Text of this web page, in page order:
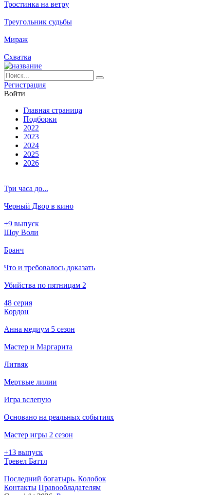
Тростинка на ветру
Треугольник судьбы
Мираж
Схватка
Ре­ги­ст­ра­ция
Вой­ти
Глав­ная стра­ни­ца
Подборки
2022
2023
2024
2025
2026
Три часа до...
Черный Двор в кино
+9 выпуск
Шоу Воли
Бранч
Что и требовалось доказать
Убийства по пятницам 2
48 серия
Кордон
Анна медиум 5 сезон
Мастер и Маргарита
Литвяк
Мертвые лилии
Игра вслепую
Основано на реальных событиях
Мастер игры 2 сезон
+13 выпуск
Тревел Баттл
Последний богатырь. Колобок
Кон­так­ты Пра­во­об­ла­да­те­лям